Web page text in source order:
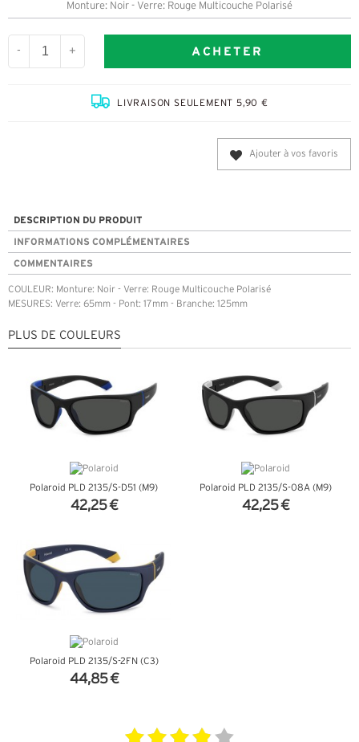
Monture: Noir - Verre: Rouge Multicouche Polarisé
- + ACHETER
LIVRAISON SEULEMENT 5,90 €
Ajouter à vos favoris
DESCRIPTION DU PRODUIT
INFORMATIONS COMPLÉMENTAIRES
COMMENTAIRES
COULEUR: Monture: Noir - Verre: Rouge Multicouche Polarisé
MESURES: Verre: 65mm - Pont: 17mm - Branche: 125mm
PLUS DE COULEURS
Polaroid PLD 2135/S-D51 (M9)
42,25 €
Polaroid PLD 2135/S-08A (M9)
42,25 €
Polaroid PLD 2135/S-2FN (C3)
44,85 €